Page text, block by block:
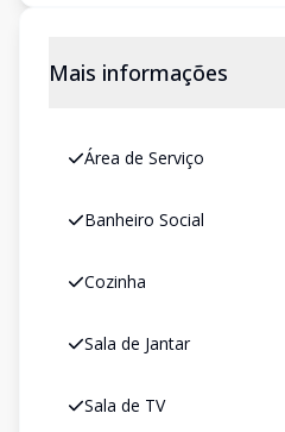
Mais informações
Área de Serviço
Banheiro Social
Cozinha
Sala de Jantar
Sala de TV